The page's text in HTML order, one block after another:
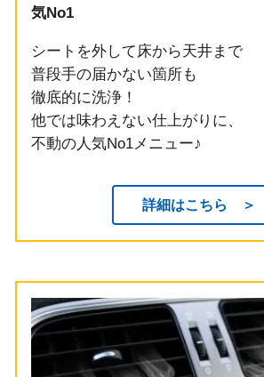
気No1
シートを外して床から天井まで
普段手の届かない箇所も
徹底的に洗浄！
他では味わえない仕上がりに、
不動の人気No1メニュー♪
詳細はこちら ＞